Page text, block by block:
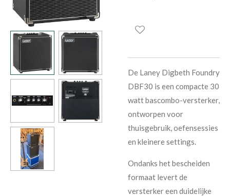
De Laney Digbeth Foundry
DBF30 is een compacte 30
watt bascombo-versterker,
ontworpen voor
thuisgebruik, oefensessies
en kleinere settings.
Ondanks het bescheiden
formaat levert de
versterker een duidelijke